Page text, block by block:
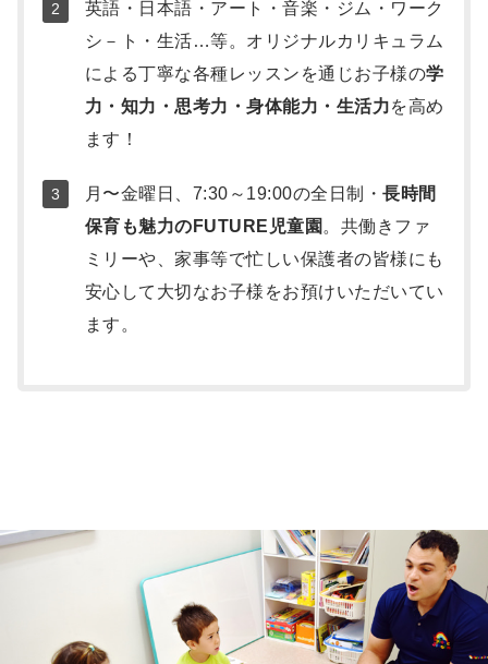
英語・日本語・アート・音楽・ジム・ワーク
シ－ト・生活…等。オリジナルカリキュラム
による丁寧な各種レッスンを通じお子様の学
力・知力・思考力・身体能力・生活力を高め
ます！
月〜金曜日、7:30～19:00の全日制・長時間
保育も魅力のFUTURE児童園 。共働きファ
ミリーや、家事等で忙しい保護者の皆様にも
安心して大切なお子様をお預けいただいてい
ます。